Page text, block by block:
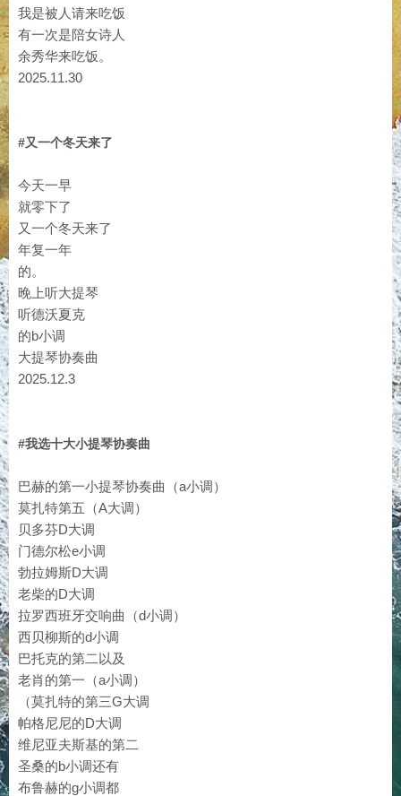
我是被人请来吃饭
有一次是陪女诗人
余秀华来吃饭。
2025.11.30
#又一个冬天来了
今天一早
就零下了
又一个冬天来了
年复一年
的。
晚上听大提琴
听德沃夏克
的b小调
大提琴协奏曲
2025.12.3
#我选十大小提琴协奏曲
巴赫的第一小提琴协奏曲（a小调）
莫扎特第五（A大调）
贝多芬D大调
门德尔松e小调
勃拉姆斯D大调
老柴的D大调
拉罗西班牙交响曲（d小调）
西贝柳斯的d小调
巴托克的第二以及
老肖的第一（a小调）
（莫扎特的第三G大调
帕格尼尼的D大调
维尼亚夫斯基的第二
圣桑的b小调还有
布鲁赫的g小调都